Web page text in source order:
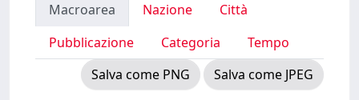
Macroarea Nazione
Città
Pubblicazione
Categoria
Tempo
Salva come PNG
Salva come JPEG